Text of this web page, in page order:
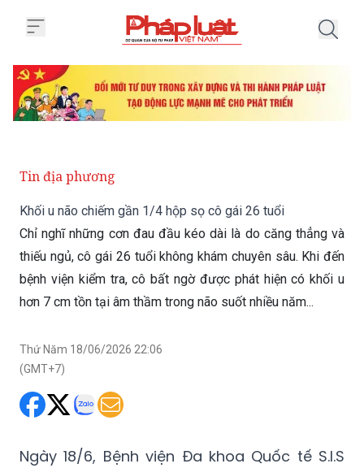
Tin địa phương
Khối u não chiếm gần 1/4 hộp sọ cô gái 26 tuổi
Chỉ nghĩ những cơn đau đầu kéo dài là do căng thẳng và
thiếu ngủ, cô gái 26 tuổi không khám chuyên sâu. Khi đến
bệnh viện kiểm tra, cô bất ngờ được phát hiện có khối u
hơn 7 cm tồn tại âm thầm trong não suốt nhiều năm...
Thứ Năm 18/06/2026 22:06
(GMT+7)
Ngày 18/6, Bệnh viện Đa khoa Quốc tế S.I.S